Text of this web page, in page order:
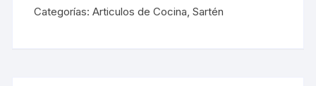
Categorías:Articulos de Cocina,Sartén